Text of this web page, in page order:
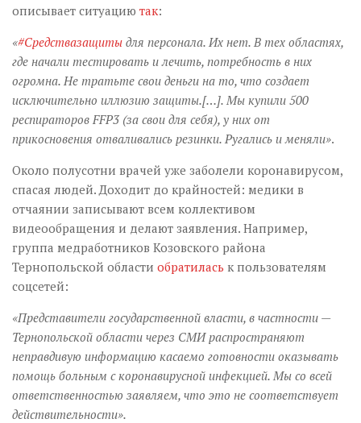
описывает ситуацию так:
«#Средствазащиты для персонала. Их нет. В тех областях,
где начали тестировать и лечить, потребность в них
огромна. Не тратьте свои деньги на то, что создает
исключительно иллюзию защиты.[…]. Мы купили 500
респираторов FFP3 (за свои для себя), у них от
прикосновения отваливались резинки. Ругались и меняли».
Около полусотни врачей уже заболели коронавирусом,
спасая людей. Доходит до крайностей: медики в
отчаянии записывают всем коллективом
видеообращения и делают заявления. Например,
группа медработников Козовского района
Тернопольской области обратилась к пользователям
соцсетей:
«Представители государственной власти, в частности —
Тернопольской области через СМИ распространяют
неправдивую информацию касаемо готовности оказывать
помощь больным с коронавирусной инфекцией. Мы со всей
ответственностью заявляем, что это не соответствует
действительности».